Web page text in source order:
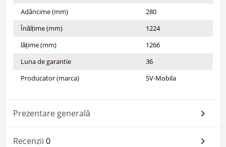
Adâncime (mm)
280
Înălțime (mm)
1224
lățime (mm)
1266
Luna de garantie
36
Producator (marca)
SV-Mobila
Prezentare generală
Recenzii 0